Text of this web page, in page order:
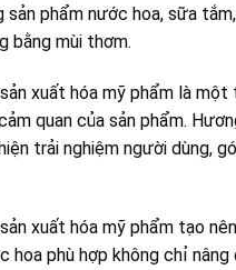
phẩm nước hoa, sữa
bằng mùi thơm.
xuất hóa mỹ phẩm là một
quan của sản phẩm.
trải nghiệm người dùng,
xuất hóa mỹ phẩm tạo
phù hợp không chỉ